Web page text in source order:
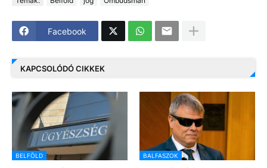
Facebook
KAPCSOLÓDÓ CIKKEK
BELFÖLD BALFASZOK